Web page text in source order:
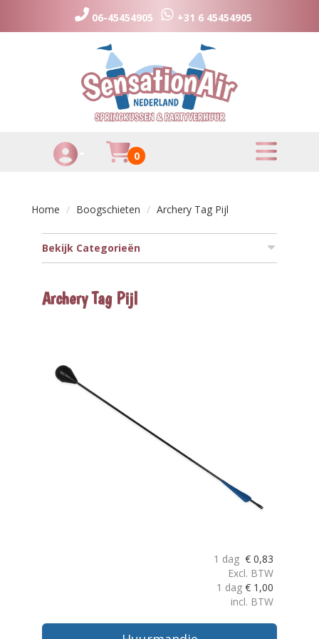
06-45454905 +31 6 45454905
Toggle Account dropdown
Huurmandje
0
toggle menu
Home Boogschieten Archery Tag Pijl
Bekijk Categorieën
Archery Tag Pijl
1 dag € 0,83
Excl. BTW
1 dag € 1,00
incl. BTW